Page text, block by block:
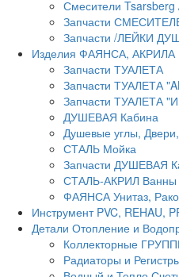
Смесители Tsarsberg
Запчасти
Запчасти /ЛЕЙКИ
Изделия ФАЯНСА, АКРИЛА
Запчасти ТУАЛЕТА
Запчасти ТУАЛЕТА
Запчасти ТУАЛЕТА
ДУШЕВАЯ Кабина
Душевые углы,
СТАЛЬ Мойка
Запчасти ДУШЕВАЯ
СТАЛЬ-АКРИЛ Ванны
ФАЯНСА Унитаз,
Инструмент PVC, REHAU,
Детали Отопление и
Коллекторные
Радиаторы и